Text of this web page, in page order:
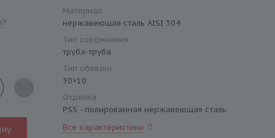
Материал
нержавеющая сталь AISI 304
Тип соединения
труба-труба
Тип обвязки
30×10
Отделка
PSS - полированная нержавеющая сталь
Все характеристики